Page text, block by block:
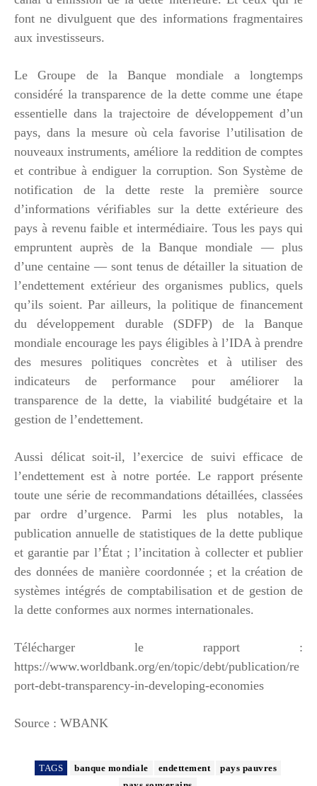
font ne divulguent que des informations fragmentaires
aux investisseurs.
Le Groupe de la Banque mondiale a longtemps
considéré la transparence de la dette comme une étape
essentielle dans la trajectoire de développement d’un
pays, dans la mesure où cela favorise l’utilisation de
nouveaux instruments, améliore la reddition de comptes
et contribue à endiguer la corruption. Son Système de
notification de la dette reste la première source
d’informations vérifiables sur la dette extérieure des
pays à revenu faible et intermédiaire. Tous les pays qui
empruntent auprès de la Banque mondiale — plus
d’une centaine — sont tenus de détailler la situation de
l’endettement extérieur des organismes publics, quels
qu’ils soient. Par ailleurs, la politique de financement
du développement durable (SDFP) de la Banque
mondiale encourage les pays éligibles à l’IDA à prendre
des mesures politiques concrètes et à utiliser des
indicateurs de performance pour améliorer la
transparence de la dette, la viabilité budgétaire et la
gestion de l’endettement.
Aussi délicat soit-il, l’exercice de suivi efficace de
l’endettement est à notre portée. Le rapport présente
toute une série de recommandations détaillées, classées
par ordre d’urgence. Parmi les plus notables, la
publication annuelle de statistiques de la dette publique
et garantie par l’État ; l’incitation à collecter et publier
des données de manière coordonnée ; et la création de
systèmes intégrés de comptabilisation et de gestion de
la dette conformes aux normes internationales.
Télécharger le rapport :
https://www.worldbank.org/en/topic/debt/publication/re
port-debt-transparency-in-developing-economies
Source : WBANK
TAGS banque mondiale endettement
pays pauvres